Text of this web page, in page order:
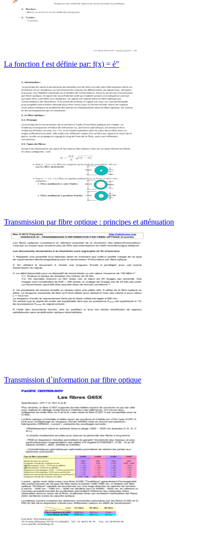
La fonction f est définie par: f(x) = é"
Transmission par fibre optique : principes et atténuation
Transmission d`information par fibre optique